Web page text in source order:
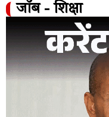
जॉब - शिक्षा